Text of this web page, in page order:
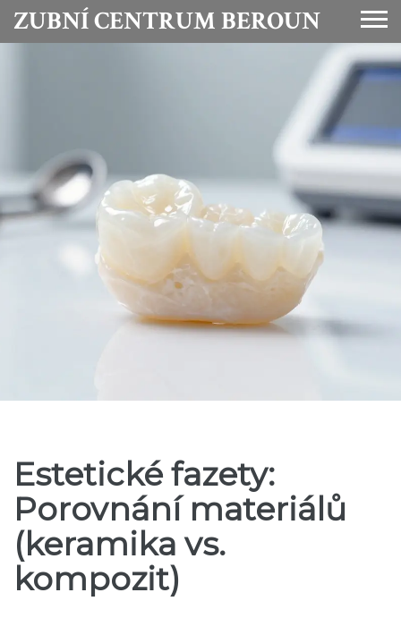
ZUBNÍ CENTRUM BEROUN
Estetické fazety:
Porovnání materiálů
(keramika vs.
kompozit)